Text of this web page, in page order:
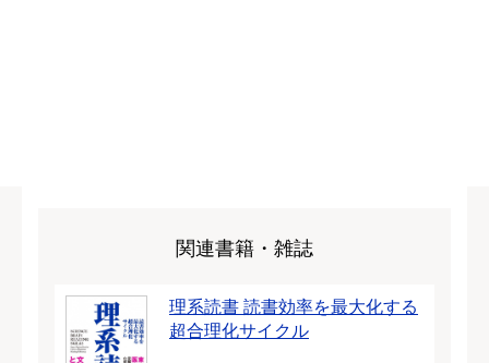
関連書籍・雑誌
理系読書 読書効率を最大化する
超合理化サイクル